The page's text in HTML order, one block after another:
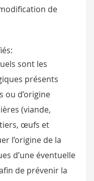
de
sont les
présents
ou d’origine
(viande,
œufs et
l’origine de la
d’une éventuelle
de prévenir la